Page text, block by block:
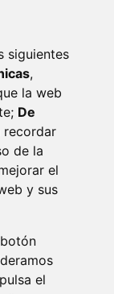
siguientes
,
la web
De
recordar
de la
el
y sus
el
(ESPAÑA)